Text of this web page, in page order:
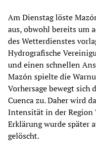
Am Dienstag löste
aus, obwohl bereits um
des Wetterdienstes
Hydrografische
und einen schnellen
Mazón spielte die
Vorhersage bewegt sich
Cuenca zu. Daher wird
Intensität in der Region
Erklärung wurde später
gelöscht.